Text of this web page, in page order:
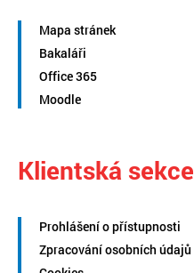
Mapa stránek
Bakaláři
Office 365
Moodle
Klientská sekce
Prohlášení o přístupnosti
Zpracování osobních údajů